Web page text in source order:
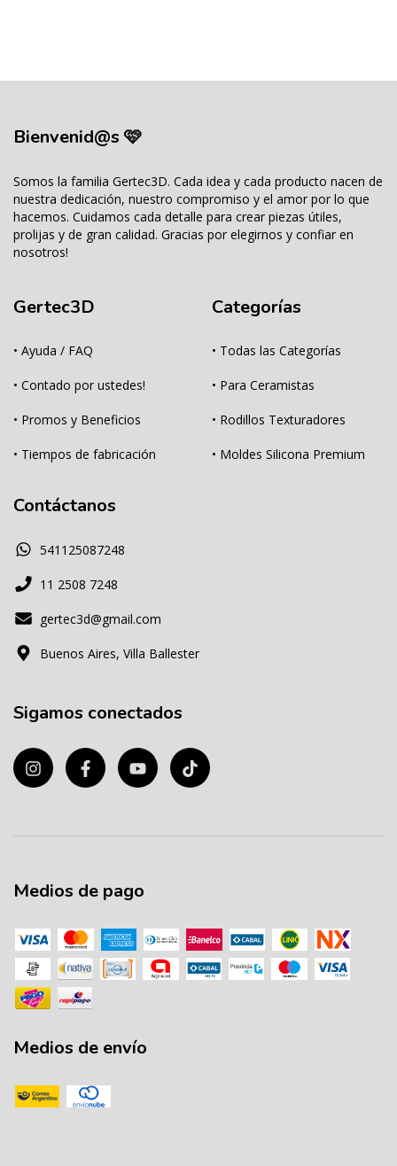
Bienvenid@s 🩷
Somos la familia Gertec3D. Cada idea y cada producto nacen de
nuestra dedicación, nuestro compromiso y el amor por lo que
hacemos. Cuidamos cada detalle para crear piezas útiles,
prolijas y de gran calidad. Gracias por elegirnos y confiar en
nosotros!
Gertec3D
• Ayuda / FAQ
• Contado por ustedes!
• Promos y Beneficios
• Tiempos de fabricación
Categorías
• Todas las Categorías
• Para Ceramistas
• Rodillos Texturadores
• Moldes Silicona Premium
Contáctanos
541125087248
11 2508 7248
gertec3d@gmail.com
Buenos Aires, Villa Ballester
Sigamos conectados
Medios de pago
Medios de envío